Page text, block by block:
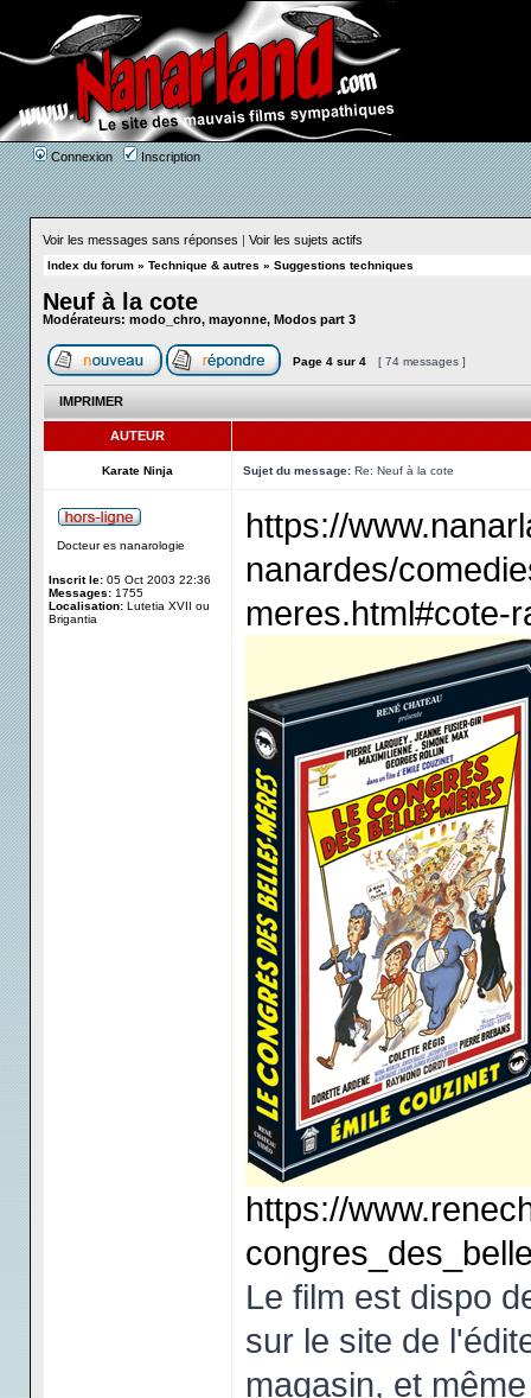
Connexion Inscription
Voir les messages sans réponses | Voir les sujets actifs
Index du forum » Technique & autres » Suggestions techniques
Neuf à la cote
Modérateurs: modo_chro, mayonne, Modos part 3
Page 4 sur 4 [ 74 messages ]
IMPRIMER
AUTEUR
Karate Ninja Sujet du message: Re: Neuf à la cote
Docteur es nanarologie
Inscrit le: 05 Oct 2003 22:36
Messages: 1755
Localisation: Lutetia XVII ou
Brigantia
https://
nanardes/
meres.html#cote-
https://
Le film est dispo
sur le site de
magasin, et